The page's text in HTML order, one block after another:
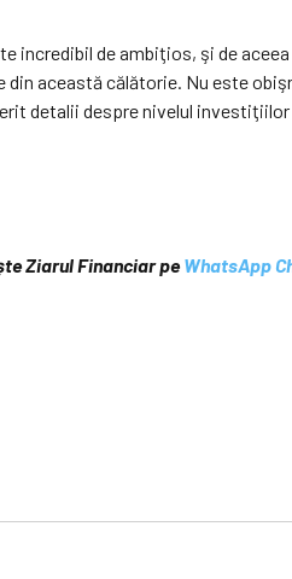
incredibil de ambiţios, şi de
această călătorie. Nu este
detalii despre nivelul
Ziarul Financiar peWhatsApp